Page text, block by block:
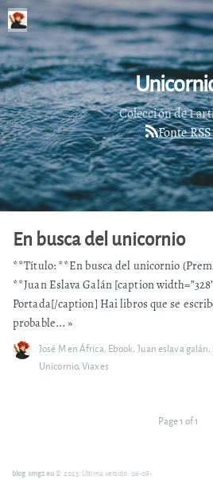
Colección de 1
Fonte RSS
En busca del unicornio
**Título: **En busca del unicornio
**Juan Eslava Galán [caption
Portada[/caption] Hai libros que se
probable...»
José MenÁfrica, Ebook, Juan eslava galán,
Unicornio,Viaxes
Page 1 of 1
blog xmgz.eu© 2023. Última versión: 06-09-